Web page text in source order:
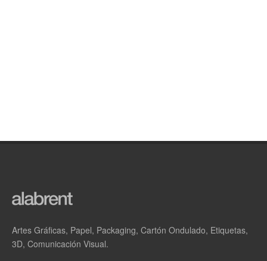
Artes Gráficas, Papel, Packaging, Cartón Ondulado, Etiquetas,
3D, Comunicación Visual.